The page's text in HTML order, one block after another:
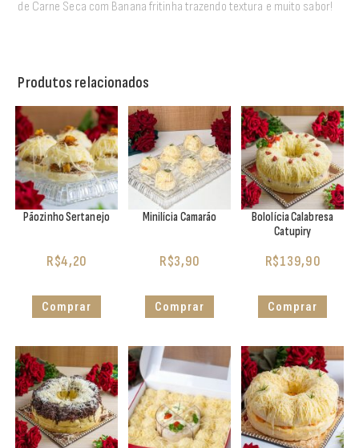
de Carne Seca com Banana fritinha trazendo textura e muito sabor!
Produtos relacionados
Pãozinho Sertanejo
R$4,20
Comprar
Minilícia Camarão
R$3,90
Comprar
Bololícia Calabresa
Catupiry
R$139,90
Comprar